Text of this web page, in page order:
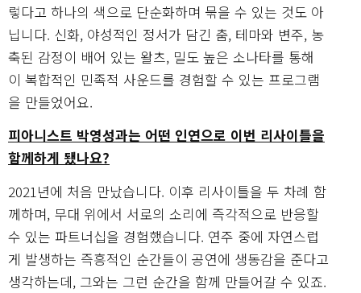
렇다고 하나의 색으로 단순화하며 묶을 수 있는 것도 아
닙니다. 신화, 야성적인 정서가 담긴 춤, 테마와 변주, 농
축된 감정이 배어 있는 왈츠, 밀도 높은 소나타를 통해
이 복합적인 민족적 사운드를 경험할 수 있는 프로그램
을 만들었어요.
피아니스트 박영성과는 어떤 인연으로 이번 리사이틀을
함께하게 됐나요?
2021년에 처음 만났습니다. 이후 리사이틀을 두 차례 함
께하며, 무대 위에서 서로의 소리에 즉각적으로 반응할
수 있는 파트너십을 경험했습니다. 연주 중에 자연스럽
게 발생하는 즉흥적인 순간들이 공연에 생동감을 준다고
생각하는데, 그와는 그런 순간을 함께 만들어갈 수 있죠.